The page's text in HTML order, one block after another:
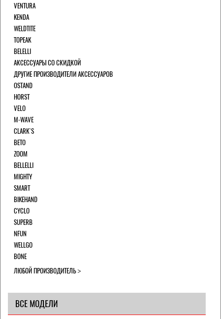
VENTURA
KENDA
WELDTITE
TOPEAK
BELELLI
АКСЕССУАРЫ СО СКИДКОЙ
ДРУГИЕ ПРОИЗВОДИТЕЛИ АКСЕССУАРОВ
OSTAND
HORST
VELO
M-WAVE
CLARK`S
BETO
ZOOM
BELLELLI
MIGHTY
SMART
BIKEHAND
CYCLO
SUPERB
NFUN
WELLGO
BONE
ЛЮБОЙ ПРОИЗВОДИТЕЛЬ
ВСЕ МОДЕЛИ